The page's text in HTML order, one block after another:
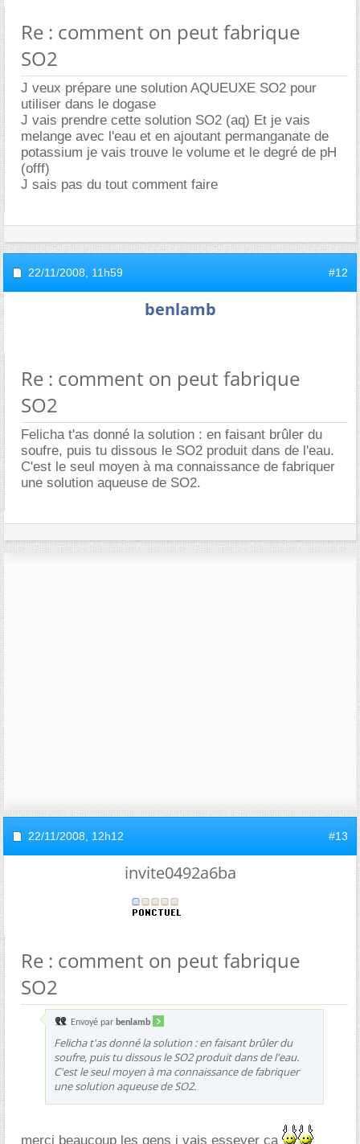
Re : comment on peut fabrique
SO2
J veux prépare une solution AQUEUXE SO2 pour
utiliser dans le dogase
J vais prendre cette solution SO2 (aq) Et je vais
melange avec l'eau et en ajoutant permanganate de
potassium je vais trouve le volume et le degré de pH
(offf)
J sais pas du tout comment faire
22/11/2008, 11h59 #12
benlamb
Re : comment on peut fabrique
SO2
Felicha t'as donné la solution : en faisant brûler du
soufre, puis tu dissous le SO2 produit dans de l'eau.
C'est le seul moyen à ma connaissance de fabriquer
une solution aqueuse de SO2.
22/11/2008, 12h12 #13
invite0492a6ba
Re : comment on peut fabrique
SO2
Envoyé par benlamb
Felicha t'as donné la solution : en faisant brûler du
soufre, puis tu dissous le SO2 produit dans de l'eau.
C'est le seul moyen à ma connaissance de fabriquer
une solution aqueuse de SO2.
merci beaucoup les gens j vais esseyer ca